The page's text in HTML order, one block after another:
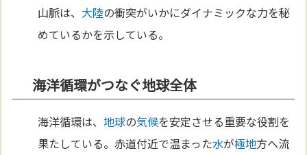
山脈は、 大陸の衝突がいかにダイナミックな力を秘
めているかを示している。
海洋循環がつなぐ地球全体
海洋循環は、地球の気候を安定させる重要な役割を
果たしている。赤道付近で温まった水が極地方へ流